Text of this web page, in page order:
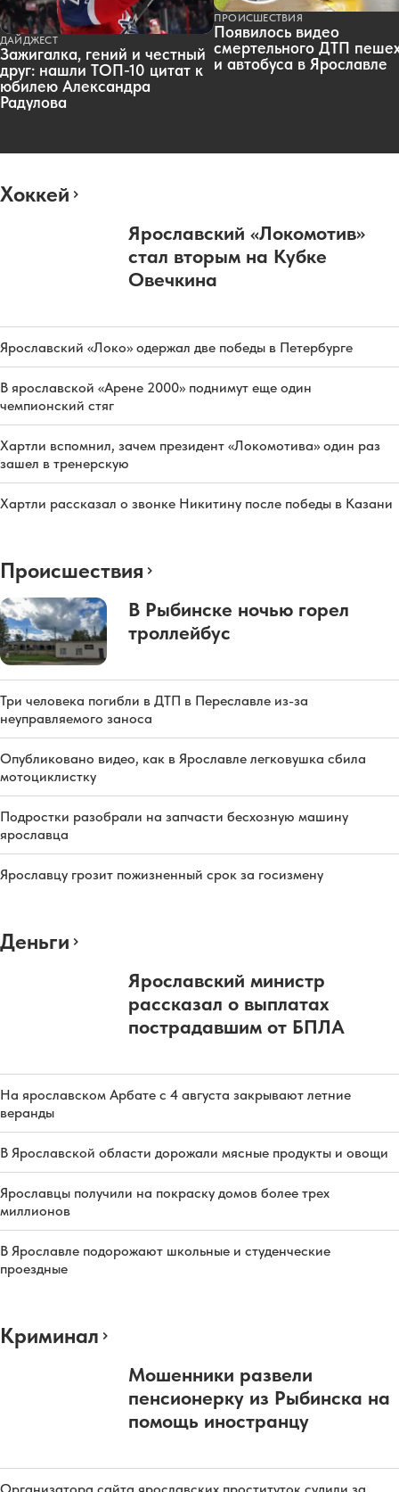
ДАЙДЖЕСТ
Зажигалка, гений и честный
друг: нашли ТОП-10 цитат к
юбилею Александра
Радулова
ПРОИСШЕСТВИЯ
Появилось видео
смертельного ДТП
и автобуса в Ярославле
Хоккей
Ярославский «Локомотив»
стал вторым на Кубке
Овечкина
Ярославский «Локо» одержал две победы в Петербурге
В ярославской «Арене 2000» поднимут еще один
чемпионский стяг
Хартли вспомнил, зачем президент «Локомотива» один раз
зашел в тренерскую
Хартли рассказал о звонке Никитину после победы в Казани
Происшествия
В Рыбинске ночью горел
троллейбус
Три человека погибли в ДТП в Переславле из-за
неуправляемого заноса
Опубликовано видео, как в Ярославле легковушка сбила
мотоциклистку
Подростки разобрали на запчасти бесхозную машину
ярославца
Ярославцу грозит пожизненный срок за госизмену
Деньги
Ярославский министр
рассказал о выплатах
пострадавшим от БПЛА
На ярославском Арбате с 4 августа закрывают летние
веранды
В Ярославской области дорожали мясные продукты и овощи
Ярославцы получили на покраску домов более трех
миллионов
В Ярославле подорожают школьные и студенческие
проездные
Криминал
Мошенники развели
пенсионерку из Рыбинска на
помощь иностранцу